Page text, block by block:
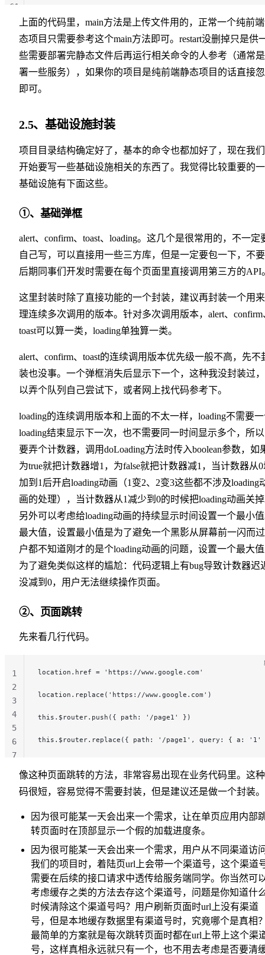
61
上面的代码里，main方法是上传文件用的，正常一个纯前
态项目只需要参考这个main方法即可。restart没删掉只是供
些需要部署完静态文件后再运行相关命令的人参考（通常
署一些服务），如果你的项目是纯前端静态项目的话直接
即可。
2.5、基础设施封装
项目目录结构确定好了，基本的命令也都加好了，现在我
开始要写一些基础设施相关的东西了。我觉得比较重要的
基础设施有下面这些。
①、基础弹框
alert、confirm、toast、loading。这几个是很常用的，不一定
自己写，可以直接用一些三方库，但是一定要包一下，不
后期同事们开发时需要在每个页面里直接调用第三方的API
这里封装时除了直接功能的一个封装，建议再封装一个用
理连续多次调用的版本。针对多次调用版本，alert、confirm
toast可以算一类，loading单独算一类。
alert、confirm、toast的连续调用版本优先级一般不高，先不
装也没事。一个弹框消失后显示下一个，这种我没封装过
以弄个队列自己尝试下，或者网上找代码参考下。
loading的连续调用版本和上面的不太一样，loading不需要
loading结束显示下一次，也不需要同一时间显示多个，所
要弄个计数器，调用doLoading方法时传入boolean参数，如
为true就把计数器增1，为false就把计数器减1，当计数器从
加到1后开启loading动画（1变2、2变3这些都不涉及loading
画的处理），当计数器从1减少到0的时候把loading动画关
另外可以考虑给loading动画的持续显示时间设置一个最小
最大值，设置最小值是为了避免一个黑影从屏幕前一闪而
户都不知道刚才的是个loading动画的问题，设置一个最大
为了避免类似这样的尴尬：代码逻辑上有bug导致计数器迟
没减到0，用户无法继续操作页面。
②、页面跳转
先来看几行代码。
location.href = 'https://www.google.com'
location.replace('https://www.google.com')
this.$router.push({ path: '/page1' })
this.$router.replace({ path: '/page1', query: { a:
1
2
3
4
5
6
7
像这种页面跳转的方法，非常容易出现在业务代码里。这
码很短，容易觉得不需要封装，但是建议还是做一个封装。
因为很可能某一天会出来一个需求，让在单页应用内部
转页面时在顶部显示一个假的加载进度条。
因为很可能某一天会出来一个需求，用户从不同渠道访
我们的项目时，着陆页url上会带一个渠道号，这个渠道
需要在后续的接口请求中透传给服务端同学。你当然可
考虑缓存之类的方法去存这个渠道号，问题是你知道什
时候清除这个渠道号吗？用户刷新页面时url上没有渠道
号，但是本地缓存数据里有渠道号时，究竟哪个是真相
最简单的方案就是每次跳转页面时都在url上带上这个渠
号，这样真相永远就只有一个，也不用去考虑是否要清